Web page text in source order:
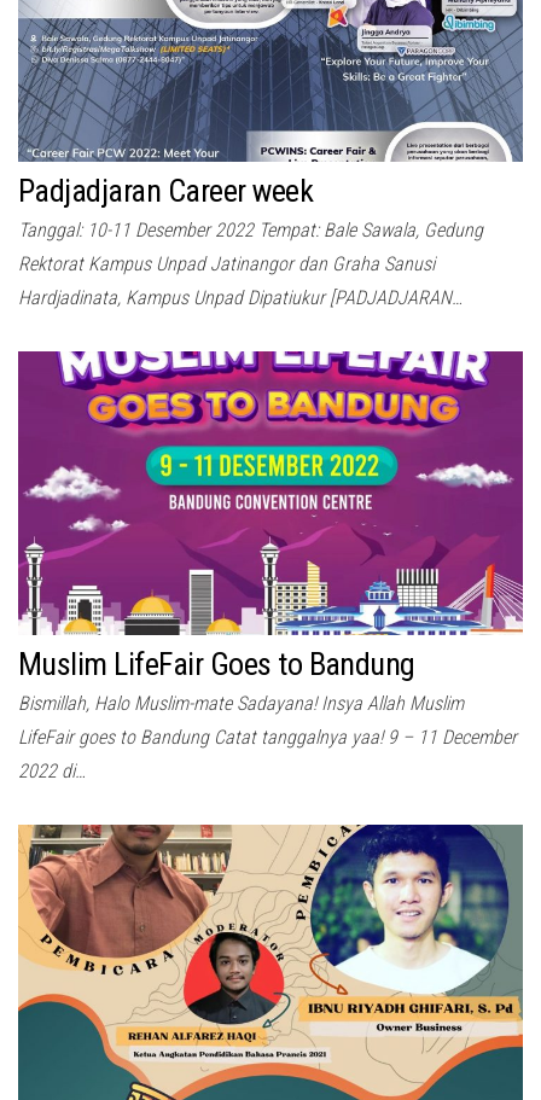
Padjadjaran Career week
Tanggal: 10-11 Desember 2022 Tempat: Bale Sawala, Gedung
Rektorat Kampus Unpad Jatinangor dan Graha Sanusi
Hardjadinata, Kampus Unpad Dipatiukur [PADJADJARAN…
Muslim LifeFair Goes to Bandung
Bismillah, Halo Muslim-mate Sadayana! Insya Allah Muslim
LifeFair goes to Bandung Catat tanggalnya yaa! 9 – 11 December
2022 di…